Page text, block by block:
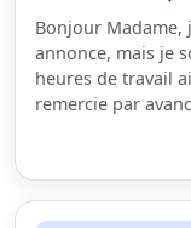
Bonjour Madame,
annonce, mais je
heures de travail
remercie par